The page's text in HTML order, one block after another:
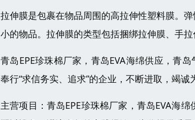
拉伸膜是包裹在物品周围的高拉伸性塑料膜。
小的物品。拉伸膜的类型包括捆绑拉伸膜、手
青岛EPE珍珠棉厂家，青岛EVA海绵供应，青
奉行“求信务实、追求”的企业，不断进取，竭诚
主营项目：青岛EPE珍珠棉厂家，青岛EVA海